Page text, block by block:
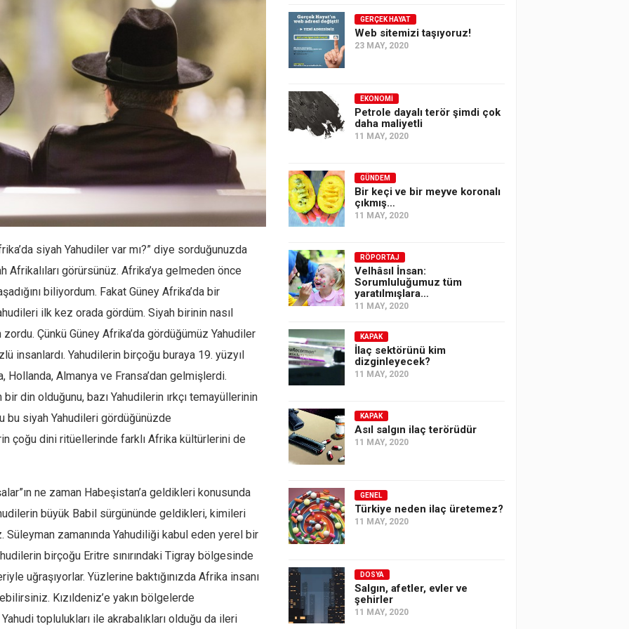
siyah Yahudiler var mı?” diye sorduğunuzda
Afrikalıları görürsünüz. Afrika’ya gelmeden önce
biliyordum. Fakat Güney Afrika’da bir
ilk kez orada gördüm. Siyah birinin nasıl
Çünkü Güney Afrika’da gördüğümüz Yahudiler
insanlardı. Yahudilerin birçoğu buraya 19. yüzyıl
Hollanda, Almanya ve Fransa’dan gelmişlerdi.
din olduğunu, bazı Yahudilerin ırkçı temayüllerinin
siyah Yahudileri gördüğünüzde
çoğu dini ritüellerinde farklı Afrika kültürlerini de
ne zaman Habeşistan’a geldikleri konusunda
büyük Babil sürgününde geldikleri, kimileri
Süleyman zamanında Yahudiliği kabul eden yerel bir
birçoğu Eritre sınırındaki Tigray bölgesinde
uğraşıyorlar. Yüzlerine baktığınızda Afrika insanı
Kızıldeniz’e yakın bölgelerde
toplulukları ile akrabalıkları olduğu da ileri
GERÇEK HAYAT
Web sitemizi taşıyoruz!
23 MAY, 2020
EKONOMI
Petrole dayalı terör şimdi çok
daha maliyetli
11 MAY, 2020
GÜNDEM
Bir keçi ve bir meyve koronalı
çıkmış…
11 MAY, 2020
RÖPORTAJ
Velhâsıl İnsan:
Sorumluluğumuz tüm
yaratılmışlara…
11 MAY, 2020
KAPAK
İlaç sektörünü kim
dizginleyecek?
11 MAY, 2020
KAPAK
Asıl salgın ilaç terörüdür
11 MAY, 2020
GENEL
Türkiye neden ilaç üretemez?
11 MAY, 2020
DOSYA
Salgın, afetler, evler ve
şehirler
11 MAY, 2020